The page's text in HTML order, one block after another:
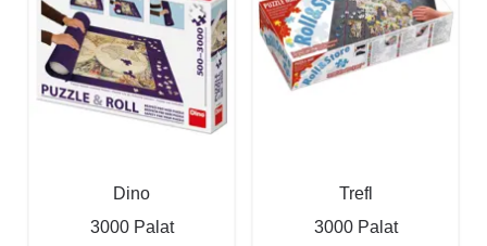
Dino
3000 Palat
Trefl
3000 Palat